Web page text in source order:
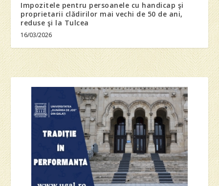
Impozitele pentru persoanele cu handicap şi
proprietarii clădirilor mai vechi de 50 de ani,
reduse şi la Tulcea
16/03/2026